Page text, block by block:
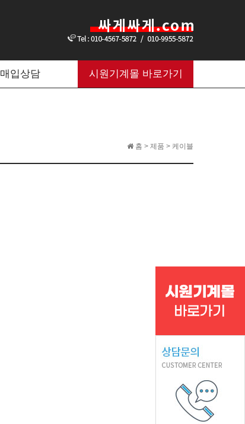
매입상담 시원기계몰 바로가기
홈 > 제품 > 케이블